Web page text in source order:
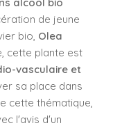
de jeune
bio, Olea
cette plante est
vasculaire et
sa place dans
cette thématique,
l'avis d'un